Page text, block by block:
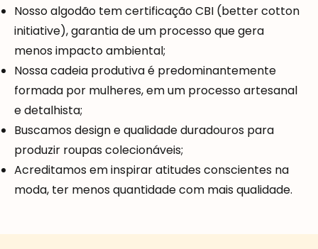
Nosso algodão tem certificação CBI (better cotton
initiative), garantia de um processo que gera
menos impacto ambiental;
Nossa cadeia produtiva é predominantemente
formada por mulheres, em um processo artesanal
e detalhista;
Buscamos design e qualidade duradouros para
produzir roupas colecionáveis;
Acreditamos em inspirar atitudes conscientes na
moda, ter menos quantidade com mais qualidade.